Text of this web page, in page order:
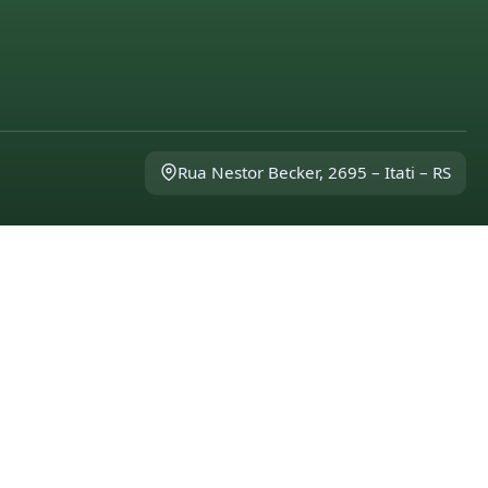
Rua Nestor Becker, 2695 – Itati – RS